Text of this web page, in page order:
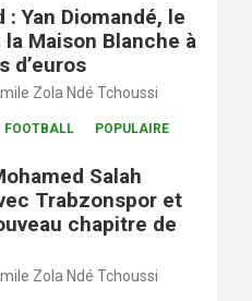
: Yan Diomandé, le
la Maison Blanche à
d’euros
Zola Ndé Tchoussi
FOOTBALL
POPULAIRE
Salah
Trabzonspor et
chapitre de
Zola Ndé Tchoussi